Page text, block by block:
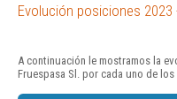
Evolución posiciones 2023
A continuación le mostramos la
Fruespasa Sl. por cada uno de